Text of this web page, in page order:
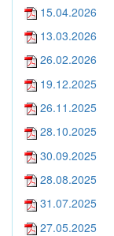
15.04.2026
13.03.2026
26.02.2026
19.12.2025
26.11.2025
28.10.2025
30.09.2025
28.08.2025
31.07.2025
27.05.2025